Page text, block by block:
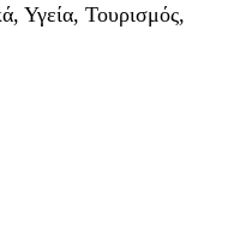
Υγεία, Τουρισμός,